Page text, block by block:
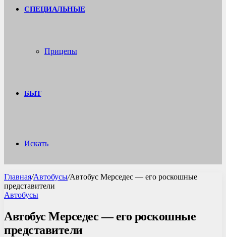
СПЕЦИАЛЬНЫЕ
Прицепы
БЫТ
Искать
Главная/Автобусы/Автобус Мерседес — его роскошные
представители
Автобусы
Автобус Мерседес — его роскошные
представители